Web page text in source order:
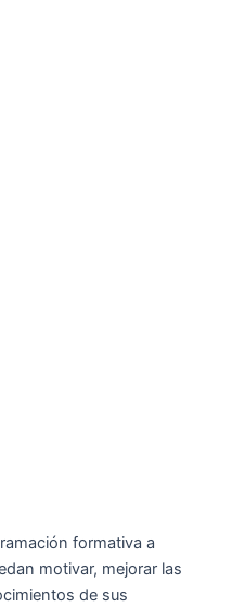
formativa a
motivar, mejorar las
de sus